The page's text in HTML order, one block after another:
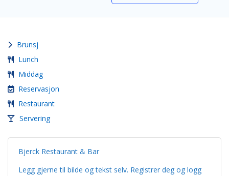
Brunsj
Lunch
Middag
Reservasjon
Restaurant
Servering
Bjerck Restaurant & Bar
Legg gjerne til bilde og tekst selv. Registrer deg og logg